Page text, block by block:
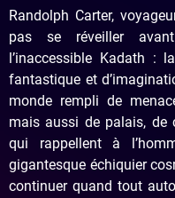
Randolph Carter,
pas se réveiller
l’inaccessible Kadath :
fantastique et
monde rempli de
mais aussi de palais, de
qui rappellent à
gigantesque échiquier
continuer quand tout